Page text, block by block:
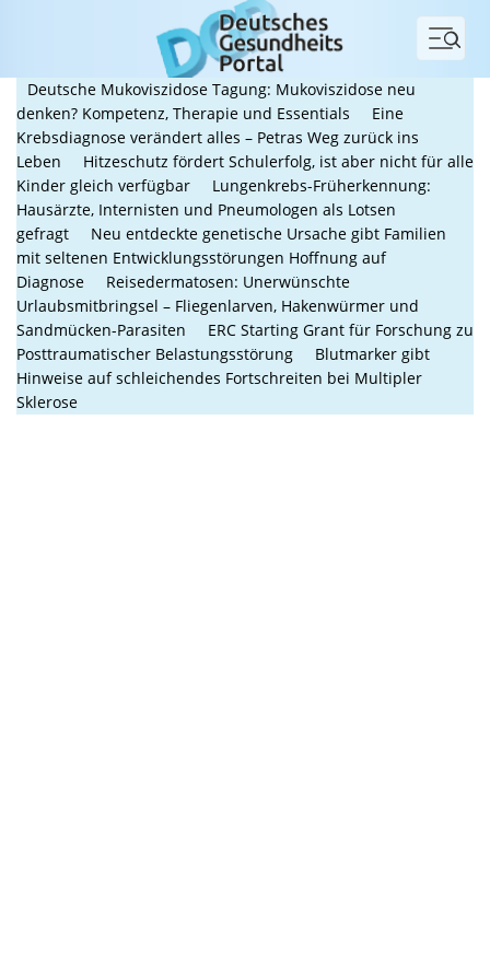
Menü
Deutsche Mukoviszidose Tagung: Mukoviszidose neu
denken? Kompetenz, Therapie und Essentials
Eine
Krebsdiagnose verändert alles – Petras Weg zurück ins
Leben
Hitzeschutz fördert Schulerfolg, ist aber nicht für alle
Kinder gleich verfügbar
Lungenkrebs-Früherkennung:
Hausärzte, Internisten und Pneumologen als Lotsen
gefragt
Neu entdeckte genetische Ursache gibt Familien
mit seltenen Entwicklungsstörungen Hoffnung auf
Diagnose
Reisedermatosen: Unerwünschte
Urlaubsmitbringsel – Fliegenlarven, Hakenwürmer und
Sandmücken-Parasiten
ERC Starting Grant für Forschung zu
Posttraumatischer Belastungsstörung
Blutmarker gibt
Hinweise auf schleichendes Fortschreiten bei Multipler
Sklerose